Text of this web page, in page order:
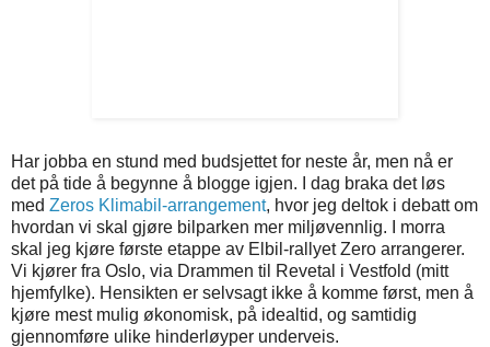
Har jobba en stund med budsjettet for neste år, men nå er
det på tide å begynne å blogge igjen. I dag braka det løs
med Zeros Klimabil-arrangement, hvor jeg deltok i debatt om
hvordan vi skal gjøre bilparken mer miljøvennlig. I morra
skal jeg kjøre første etappe av Elbil-rallyet Zero arrangerer.
Vi kjører fra Oslo, via Drammen til Revetal i Vestfold (mitt
hjemfylke). Hensikten er selvsagt ikke å komme først, men å
kjøre mest mulig økonomisk, på idealtid, og samtidig
gjennomføre ulike hinderløyper underveis.